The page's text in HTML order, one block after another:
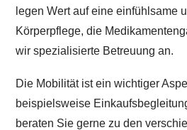
legen Wert auf eine einfühlsame
Körperpflege, die
wir spezialisierte Betreuung an.
Die Mobilität ist ein wichtiger
beispielsweise
beraten Sie gerne zu den